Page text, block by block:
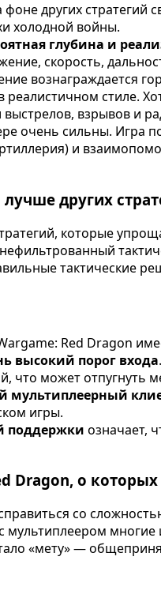
других стратегий
холодной войны.
глубина и
скорость,
вознаграждается
стиле.
взрывов и
очень сильны. Игра
и
других
которые
тактические
Red Dragon
высокий порог входа
что может отпугнуть
мультиплеерный
игры.
поддержки означает,
Dragon, о которых
со
многие
«мету» —